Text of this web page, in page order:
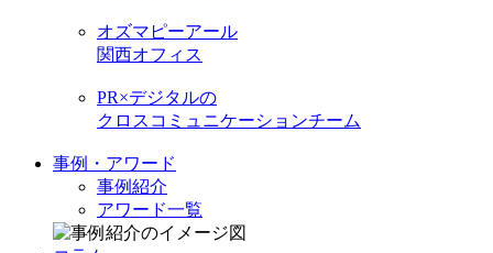
オズマピーアール
関西オフィス
PR×デジタルの
クロスコミュニケーションチーム
事例・アワード
事例紹介
アワード一覧